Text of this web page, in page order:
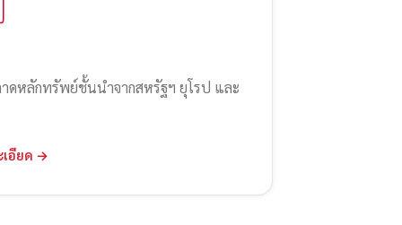
ดหลักทรัพย์ชั้นนำจากสหรัฐฯ ยุโรป และ
เอียด →